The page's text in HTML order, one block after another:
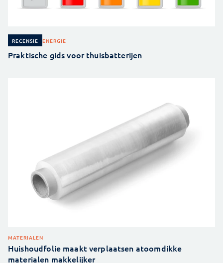
RECENSIE ENERGIE
Praktische gids voor thuisbatterijen
MATERIALEN
Huishoudfolie maakt verplaatsen atoomdikke
materialen makkelijker